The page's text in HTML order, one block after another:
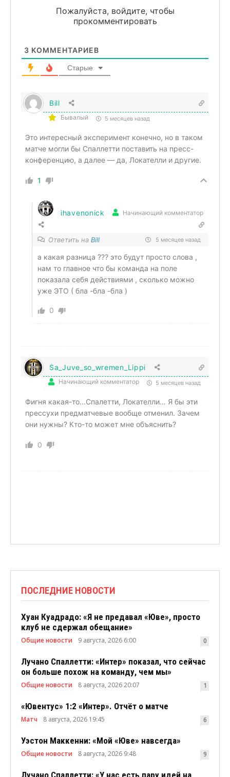
Пожалуйста, войдите, чтобы
прокомментировать
3 КОММЕНТАРИЕВ
Старые
Bill
Бывалый 5 месяцев назад
Это интересный эксперимент конечно, но в таком
матче могли бы Спаллетти поставить на пресс-
конференцию, а далее — да, Локателли и другие.
1
ihavenonick Начинающий комментатор
Ответить на Bill 5 месяцев назад
а какая разница ??? это будут просто слова ,
нам то главное что бы команда на поле
показала себя действиями , сколько можно
уже ЭТО ( бла -бла -бла )
0
Sa_Juve_so_wremen_Lippi
Начинающий комментатор 5 месяцев назад
Фигня какая-то…Спалетти, Локателли… Я бы эти
прессухи предматчевые вообще отменил. Зачем
они нужны? Кто-то может мне объяснить?
0
ПОСЛЕДНИЕ НОВОСТИ
Хуан Куадрадо: «Я не предавал «Юве», просто
клуб не сдержал обещание»
Общие новости 9 августа, 2026 6:00 0
Лучано Спаллетти: «Интер» показал, что сейчас
он больше похож на команду, чем мы»
Общие новости 8 августа, 2026 20:07 1
«Ювентус» 1:2 «Интер». Отчёт о матче
Матч 8 августа, 2026 19:45 6
Уэстон Маккенни: «Мой «Юве» навсегда»
Общие новости 8 августа, 2026 9:48 9